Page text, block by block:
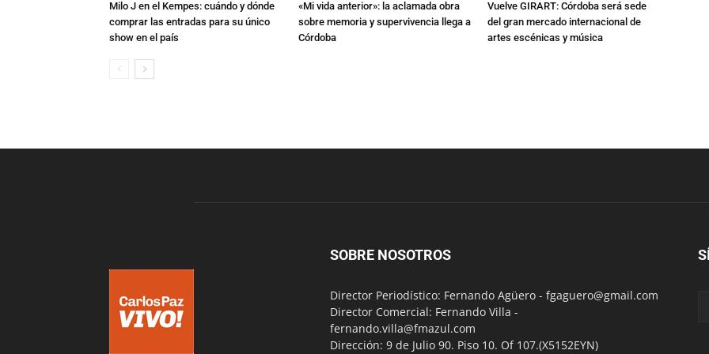
Milo J en el Kempes: cuándo y dónde
comprar las entradas para su único
show en el país
«Mi vida anterior»: la aclamada obra
sobre memoria y supervivencia llega a
Córdoba
Vuelve GIRART: Córdoba será sede
del gran mercado internacional de
artes escénicas y música
SOBRE NOSOTROS
Director Periodístico: Fernando Agüero - fgaguero@gmail.com
Director Comercial: Fernando Villa -
fernando.villa@fmazul.com
Dirección: 9 de Julio 90. Piso 10. Of 107.(X5152EYN)